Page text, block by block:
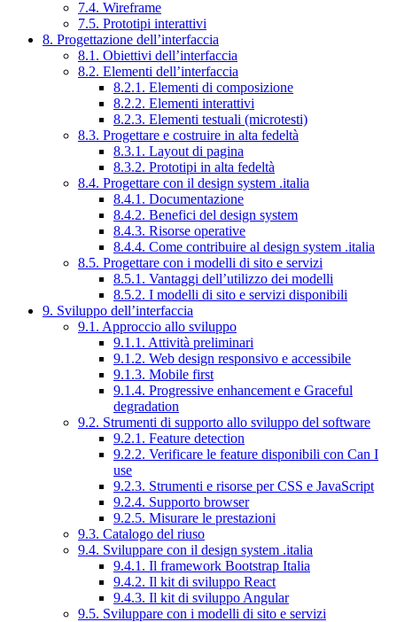
7.4. Wireframe
7.5. Prototipi interattivi
8. Progettazione dell’interfaccia
8.1. Obiettivi dell’interfaccia
8.2. Elementi dell’interfaccia
8.2.1. Elementi di composizione
8.2.2. Elementi interattivi
8.2.3. Elementi testuali (microtesti)
8.3. Progettare e costruire in alta fedeltà
8.3.1. Layout di pagina
8.3.2. Prototipi in alta fedeltà
8.4. Progettare con il design system .italia
8.4.1. Documentazione
8.4.2. Benefici del design system
8.4.3. Risorse operative
8.4.4. Come contribuire al design system .italia
8.5. Progettare con i modelli di sito e servizi
8.5.1. Vantaggi dell’utilizzo dei modelli
8.5.2. I modelli di sito e servizi disponibili
9. Sviluppo dell’interfaccia
9.1. Approccio allo sviluppo
9.1.1. Attività preliminari
9.1.2. Web design responsivo e accessibile
9.1.3. Mobile first
9.1.4. Progressive enhancement e Graceful
degradation
9.2. Strumenti di supporto allo sviluppo del software
9.2.1. Feature detection
9.2.2. Verificare le feature disponibili con Can I
use
9.2.3. Strumenti e risorse per CSS e JavaScript
9.2.4. Supporto browser
9.2.5. Misurare le prestazioni
9.3. Catalogo del riuso
9.4. Sviluppare con il design system .italia
9.4.1. Il framework Bootstrap Italia
9.4.2. Il kit di sviluppo React
9.4.3. Il kit di sviluppo Angular
9.5. Sviluppare con i modelli di sito e servizi